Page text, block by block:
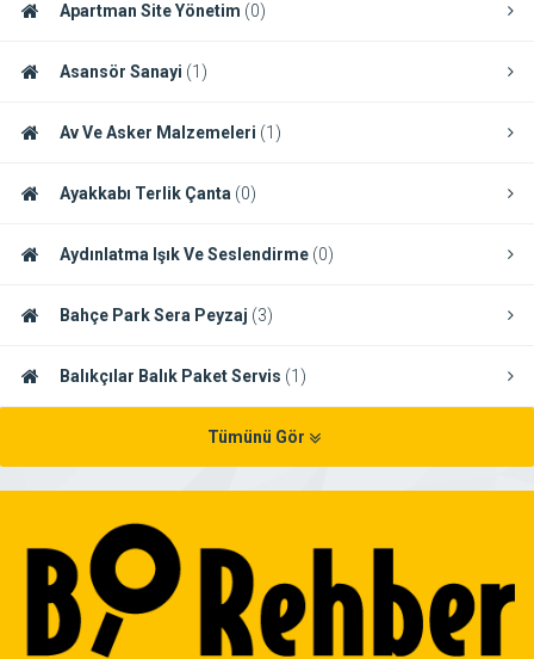
Apartman Site Yönetim (0)
Asansör Sanayi (1)
Av Ve Asker Malzemeleri (1)
Ayakkabı Terlik Çanta (0)
Aydınlatma Işık Ve Seslendirme (0)
Bahçe Park Sera Peyzaj (3)
Balıkçılar Balık Paket Servis (1)
Tümünü Gör